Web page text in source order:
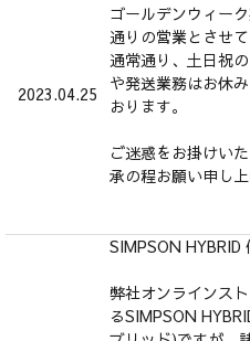
2023.04.25
ゴールデンウィー
通りの営業とさせて
通常通り、土日祝
や発送業務はお休
おります。
ご迷惑をお掛けい
承の程お願い申し上
SIMPSON HYBRID
弊社オンラインス
るSIMPSON